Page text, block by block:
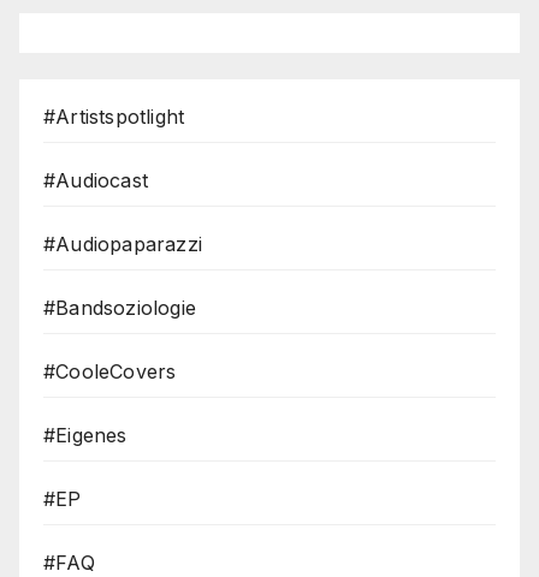
#Artistspotlight
#Audiocast
#Audiopaparazzi
#Bandsoziologie
#CooleCovers
#Eigenes
#EP
#FAQ